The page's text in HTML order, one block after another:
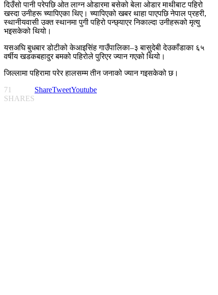
दिउँसो पानी परेपछि ओत लाग्न ओडारमा बसेको बेला ओडार माथीबाट पहिरो
खस्दा उनीहरू च्यापिएका थिए। च्यापिएको खबर थाहा पाएपछि नेपाल प्रहरी,
स्थानीयवासी उक्त स्थानमा पुगी पहिरो पन्छ्याएर निकाल्दा उनीहरूको मृत्यु
भइसकेको थियो।
यसअघि बुधबार डोटीको केआइसिंह गाउँपालिका–३ बासुदेबी देउकाँडाका ६५
वर्षीय खडकबहादुर बमको पहिरोले पुरिएर ज्यान गएको थियो।
जिल्लामा पहिरामा परेर हालसम्म तीन जनाको ज्यान गइसकेको छ।
71
SHARES
ShareTweetYoutube